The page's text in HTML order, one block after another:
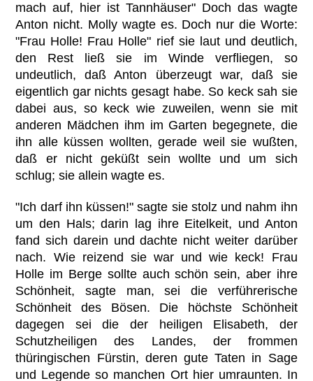
mach auf, hier ist Tannhäuser" Doch das wagte
Anton nicht. Molly wagte es. Doch nur die Worte:
"Frau Holle! Frau Holle" rief sie laut und deutlich,
den Rest ließ sie im Winde verfliegen, so
undeutlich, daß Anton überzeugt war, daß sie
eigentlich gar nichts gesagt habe. So keck sah sie
dabei aus, so keck wie zuweilen, wenn sie mit
anderen Mädchen ihm im Garten begegnete, die
ihn alle küssen wollten, gerade weil sie wußten,
daß er nicht geküßt sein wollte und um sich
schlug; sie allein wagte es.
"Ich darf ihn küssen!" sagte sie stolz und nahm ihn
um den Hals; darin lag ihre Eitelkeit, und Anton
fand sich darein und dachte nicht weiter darüber
nach. Wie reizend sie war und wie keck! Frau
Holle im Berge sollte auch schön sein, aber ihre
Schönheit, sagte man, sei die verführerische
Schönheit des Bösen. Die höchste Schönheit
dagegen sei die der heiligen Elisabeth, der
Schutzheiligen des Landes, der frommen
thüringischen Fürstin, deren gute Taten in Sage
und Legende so manchen Ort hier umraunten. In